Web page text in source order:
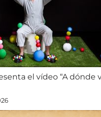
el vídeo “A dónde